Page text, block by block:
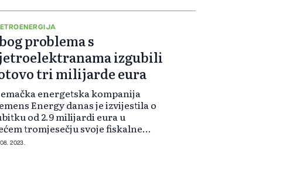
isporučenih neispravnih
piše DW. Kom...
problema s
izgubili
tri milijarde eura
energetska kompanija
Energy danas je izvijestila o
od 2.9 milijardi eura u
tromjesečju svoje fiskalne
što je najveći gubitak otkad
2023.